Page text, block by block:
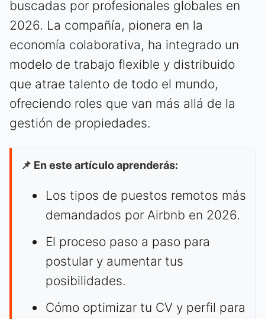
buscadas por profesionales globales en
2026. La compañía, pionera en la
economía colaborativa, ha integrado un
modelo de trabajo flexible y distribuido
que atrae talento de todo el mundo,
ofreciendo roles que van más allá de la
gestión de propiedades.
📌 En este artículo aprenderás:
Los tipos de puestos remotos más
demandados por Airbnb en 2026.
El proceso paso a paso para
postular y aumentar tus
posibilidades.
Cómo optimizar tu CV y perfil para